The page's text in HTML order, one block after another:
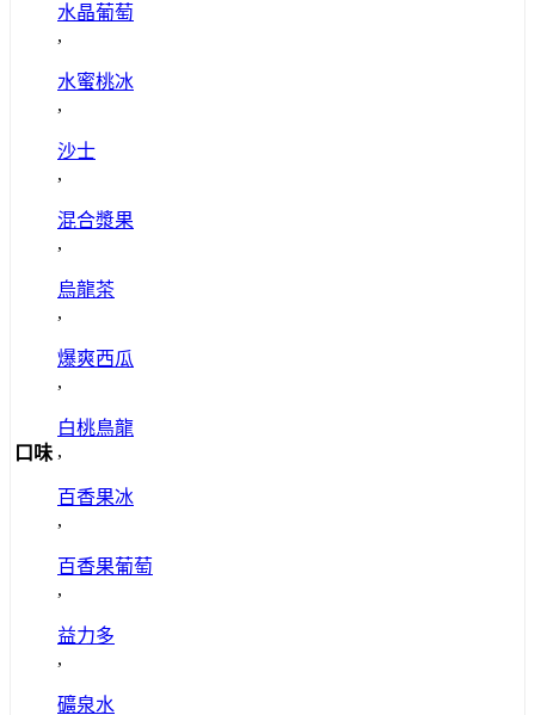
口味
水晶葡萄
,
水蜜桃冰
,
沙士
,
混合漿果
,
烏龍茶
,
爆爽西瓜
,
白桃鳥龍
,
百香果冰
,
百香果葡萄
,
益力多
,
礦泉水